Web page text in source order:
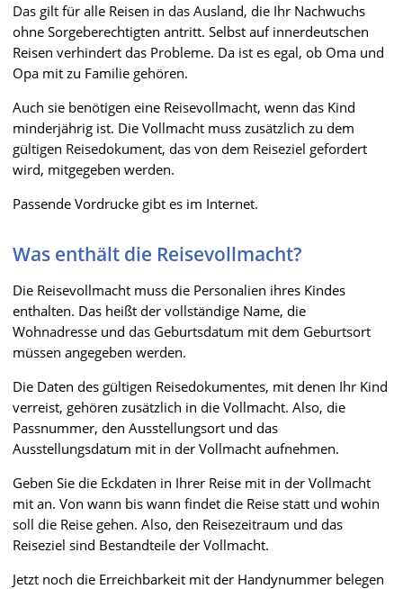
Das gilt für alle Reisen in das Ausland, die Ihr Nachwuchs
ohne Sorgeberechtigten antritt. Selbst auf innerdeutschen
Reisen verhindert das Probleme. Da ist es egal, ob Oma und
Opa mit zu Familie gehören.
Auch sie benötigen eine Reisevollmacht, wenn das Kind
minderjährig ist. Die Vollmacht muss zusätzlich zu dem
gültigen Reisedokument, das von dem Reiseziel gefordert
wird, mitgegeben werden.
Passende Vordrucke gibt es im Internet.
Was enthält die Reisevollmacht?
Die Reisevollmacht muss die Personalien ihres Kindes
enthalten. Das heißt der vollständige Name, die
Wohnadresse und das Geburtsdatum mit dem Geburtsort
müssen angegeben werden.
Die Daten des gültigen Reisedokumentes, mit denen Ihr Kind
verreist, gehören zusätzlich in die Vollmacht. Also, die
Passnummer, den Ausstellungsort und das
Ausstellungsdatum mit in der Vollmacht aufnehmen.
Geben Sie die Eckdaten in Ihrer Reise mit in der Vollmacht
mit an. Von wann bis wann findet die Reise statt und wohin
soll die Reise gehen. Also, den Reisezeitraum und das
Reiseziel sind Bestandteile der Vollmacht.
Jetzt noch die Erreichbarkeit mit der Handynummer belegen